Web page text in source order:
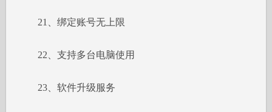
21、绑定账号无上限
22、支持多台电脑使用
23、软件升级服务